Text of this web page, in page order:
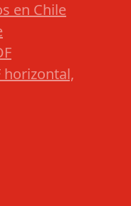
en Chile
horizontal,